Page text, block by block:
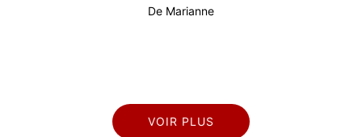
De Marianne
VOIR PLUS